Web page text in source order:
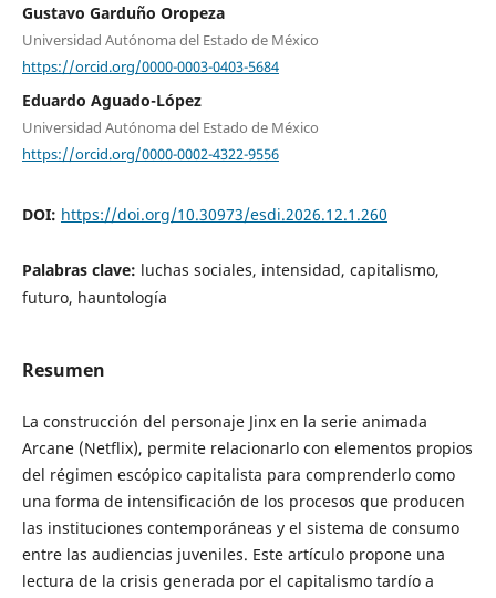
Gustavo Garduño Oropeza
Universidad Autónoma del Estado de México
https://orcid.org/0000-0003-0403-5684
Eduardo Aguado-López
Universidad Autónoma del Estado de México
https://orcid.org/0000-0002-4322-9556
DOI: https://doi.org/10.30973/esdi.2026.12.1.260
Palabras clave: luchas sociales, intensidad, capitalismo,
futuro, hauntología
Resumen
La construcción del personaje Jinx en la serie animada
Arcane (Netflix), permite relacionarlo con elementos propios
del régimen escópico capitalista para comprenderlo como
una forma de intensificación de los procesos que producen
las instituciones contemporáneas y el sistema de consumo
entre las audiencias juveniles. Este artículo propone una
lectura de la crisis generada por el capitalismo tardío a